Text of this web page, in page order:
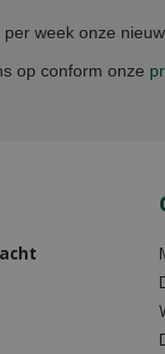
week onze
op conform onze